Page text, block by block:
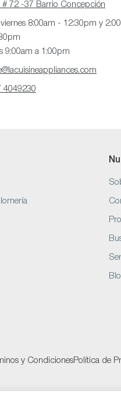
# 72 -37 Barrio Concepción
viernes 8:00am - 12:30pm y 2:00
9:00am a 1:00pm
4049230
y CondicionesPolítica de